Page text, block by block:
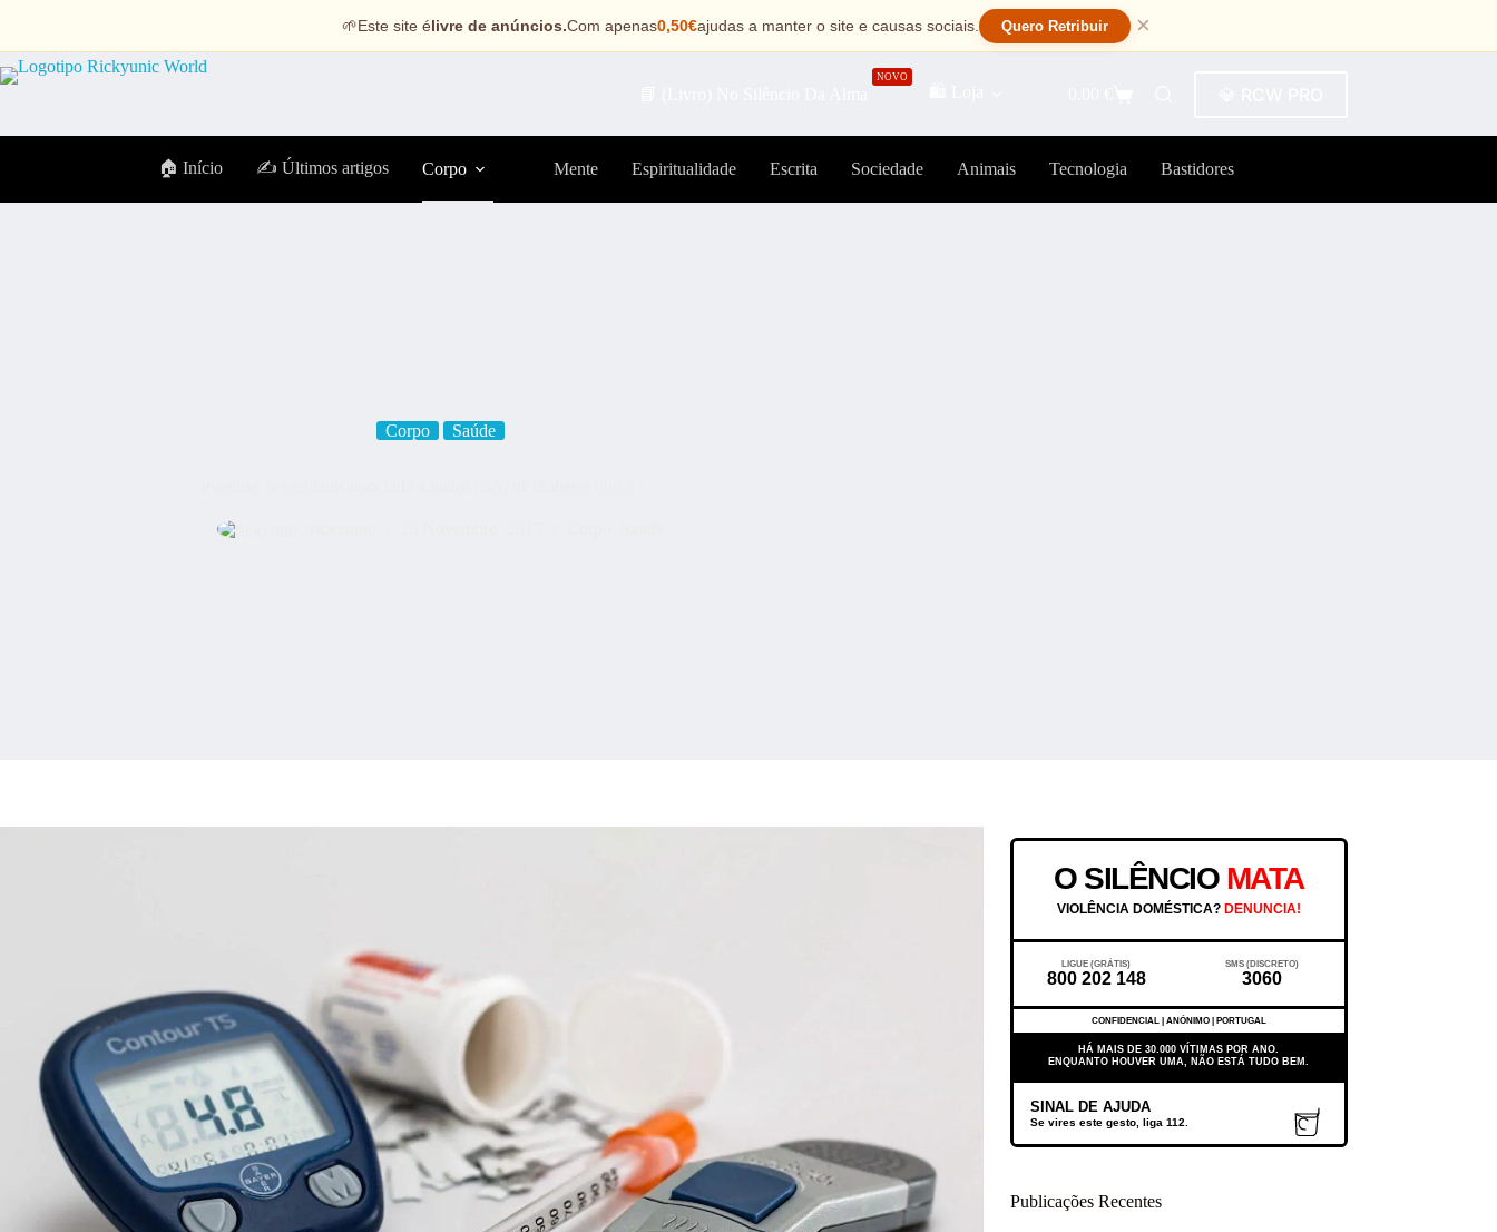
🌱Este site élivre de anúncios.Com apenas0,50€ajudas a manter o site e causas sociais. Quero Retribuir ×
NOVO
🏠 Início ✍️ Últimos artigos Corpo Mente Espiritualidade Escrita Sociedade Animais Tecnologia Bastidores
Corpo Saúde
O SILÊNCIO MATA
VIOLÊNCIA DOMÉSTICA? DENUNCIA!
LIGUE (GRÁTIS)
800 202 148
SMS (DISCRETO)
3060
CONFIDENCIAL | ANÓNIMO | PORTUGAL
HÁ MAIS DE 30.000 VÍTIMAS POR ANO.
ENQUANTO HOUVER UMA, NÃO ESTÁ TUDO BEM.
SINAL DE AJUDA
Se vires este gesto, liga 112.
Publicações Recentes